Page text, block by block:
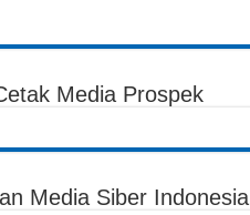
Media Prospek
Media Siber Indonesia